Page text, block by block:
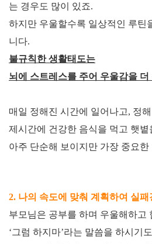
는 경우도 많이 있죠.
하지만 우울할수록 일상적인 루틴
니다.
불규칙한 생활태도는
뇌에 스트레스를 주어 우울감을
매일 정해진 시간에 일어나고, 정
제시간에 건강한 음식을 먹고 햇볕
아주 단순해 보이지만 가장 중요한
2. 나의 속도에 맞춰 계획하여 실패
부모님은 공부를 하며 우울해하고
‘그럼 하지마’라는 말씀을 하시기